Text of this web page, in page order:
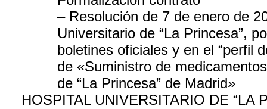
– Resolución de 7 de enero de
Universitario de “La Princesa”,
boletines oficiales y en el “perfil
de «Suministro de
de “La Princesa” de Madrid»
HOSPITAL UNIVERSITARIO DE “LA